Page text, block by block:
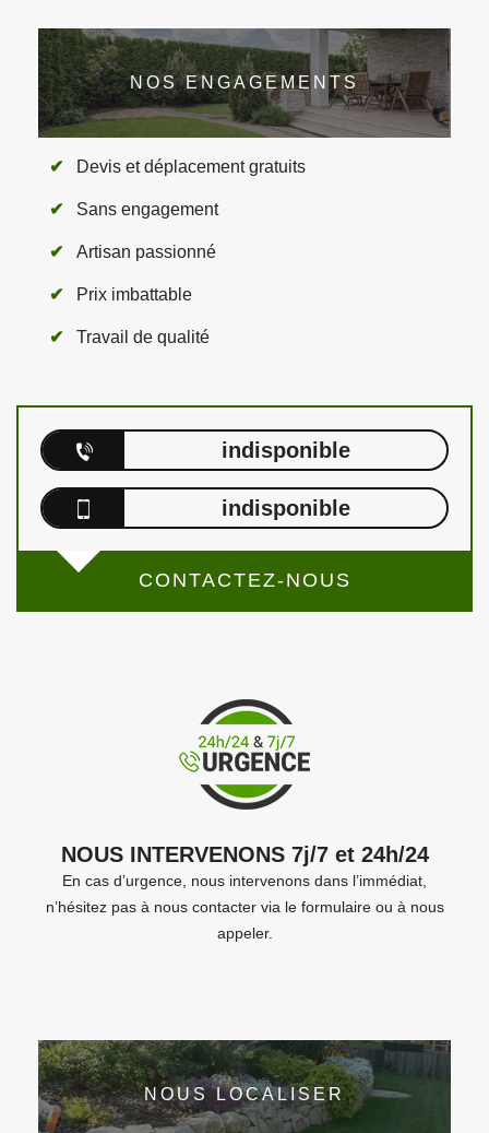
NOS ENGAGEMENTS
Devis et déplacement gratuits
Sans engagement
Artisan passionné
Prix imbattable
Travail de qualité
indisponible
indisponible
CONTACTEZ-NOUS
NOUS INTERVENONS 7j/7 et 24h/24
En cas d’urgence, nous intervenons dans l’immédiat,
n’hésitez pas à nous contacter via le formulaire ou à nous
appeler.
NOUS LOCALISER